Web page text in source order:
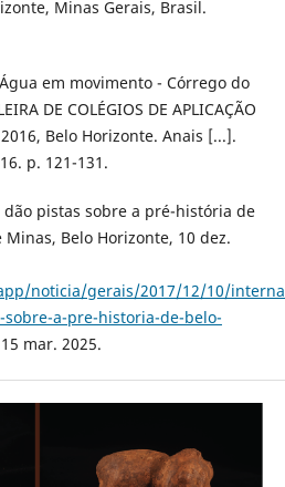
Minas Gerais, Brasil.
em movimento - Córrego do
DE COLÉGIOS DE APLICAÇÃO
2016, Belo Horizonte. Anais [...].
p. 121-131.
dão pistas sobre a pré-história de
Belo Horizonte, 10 dez.
noticia/gerais/2017/12/10/
a-pre-historia-de-belo-
mar. 2025.